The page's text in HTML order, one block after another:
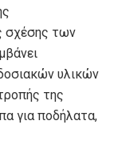
σχέσης των
υλικών
της
για ποδήλατα,